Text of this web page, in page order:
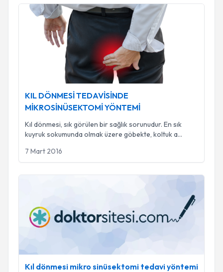
KIL DÖNMESİ TEDAVİSİNDE MİKROSİNÜSEKTOMİ
KIL DÖNMESİ TEDAVİSİNDE
MİKROSİNÜSEKTOMİ YÖNTEMİ
Kıl dönmesi, sık görülen bir sağlık sorunudur. En sık
kuyruk sokumunda olmak üzere göbekte, koltuk a...
7 Mart 2016
Kıl dönmesi mikro sinüsektomi tedavi yöntemi